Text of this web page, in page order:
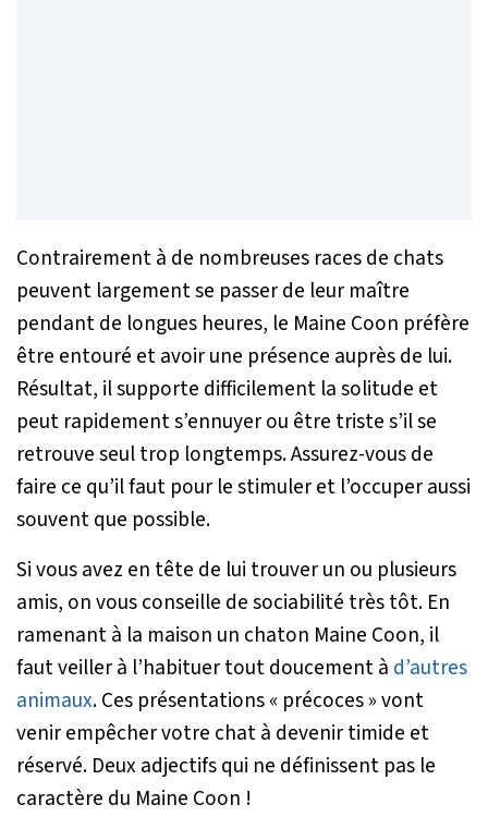
Contrairement à de nombreuses races de chats
peuvent largement se passer de leur maître
pendant de longues heures, le Maine Coon préfère
être entouré et avoir une présence auprès de lui.
Résultat, il supporte difficilement la solitude et
peut rapidement s’ennuyer ou être triste s’il se
retrouve seul trop longtemps. Assurez-vous de
faire ce qu’il faut pour le stimuler et l’occuper aussi
souvent que possible.
Si vous avez en tête de lui trouver un ou plusieurs
amis, on vous conseille de sociabilité très tôt. En
ramenant à la maison un chaton Maine Coon, il
faut veiller à l’habituer tout doucement à d’autres
animaux. Ces présentations « précoces » vont
venir empêcher votre chat à devenir timide et
réservé. Deux adjectifs qui ne définissent pas le
caractère du Maine Coon !